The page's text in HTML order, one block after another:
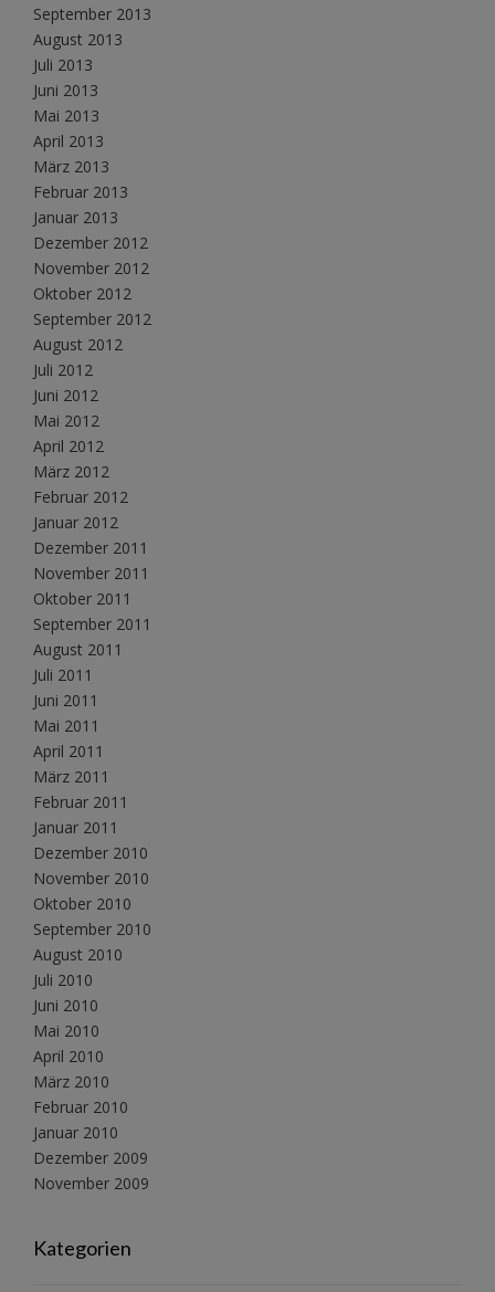
September 2013
August 2013
Juli 2013
Juni 2013
Mai 2013
April 2013
März 2013
Februar 2013
Januar 2013
Dezember 2012
November 2012
Oktober 2012
September 2012
August 2012
Juli 2012
Juni 2012
Mai 2012
April 2012
März 2012
Februar 2012
Januar 2012
Dezember 2011
November 2011
Oktober 2011
September 2011
August 2011
Juli 2011
Juni 2011
Mai 2011
April 2011
März 2011
Februar 2011
Januar 2011
Dezember 2010
November 2010
Oktober 2010
September 2010
August 2010
Juli 2010
Juni 2010
Mai 2010
April 2010
März 2010
Februar 2010
Januar 2010
Dezember 2009
November 2009
Kategorien